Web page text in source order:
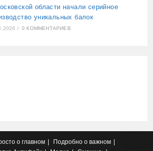
области начали серийное
уникальных балок
/ 0 КОММЕНТАРИЕВ
о главном
Подробно о важном